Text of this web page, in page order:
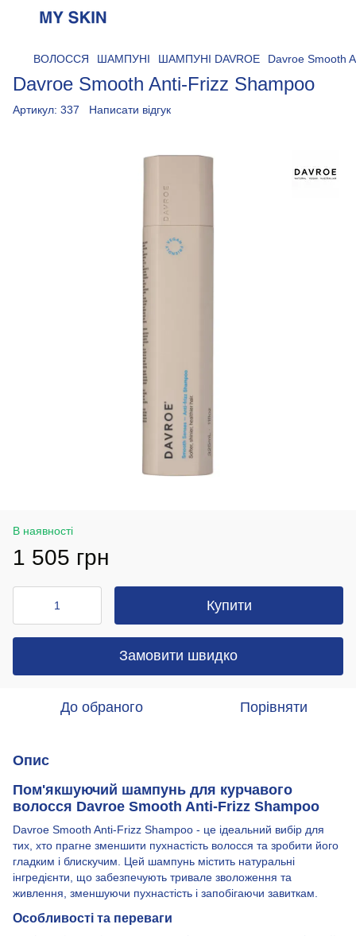
ВОЛОССЯ ШАМПУНІ ШАМПУНІ DAVROE Davroe Smooth
Davroe Smooth Anti-Frizz Shampoo
Артикул: 337 Написати відгук
В наявності
1 505 грн
Купити
Замовити швидко
До обраного Порівняти
Опис
Пом'якшуючий шампунь для курчавого
волосся Davroe Smooth Anti-Frizz Shampoo
Davroe Smooth Anti-Frizz Shampoo - це ідеальний вибір для
тих, хто прагне зменшити пухнастість волосся та зробити його
гладким і блискучим. Цей шампунь містить натуральні
інгредієнти, що забезпечують тривале зволоження та
живлення, зменшуючи пухнастість і запобігаючи завиткам.
Особливості та переваги